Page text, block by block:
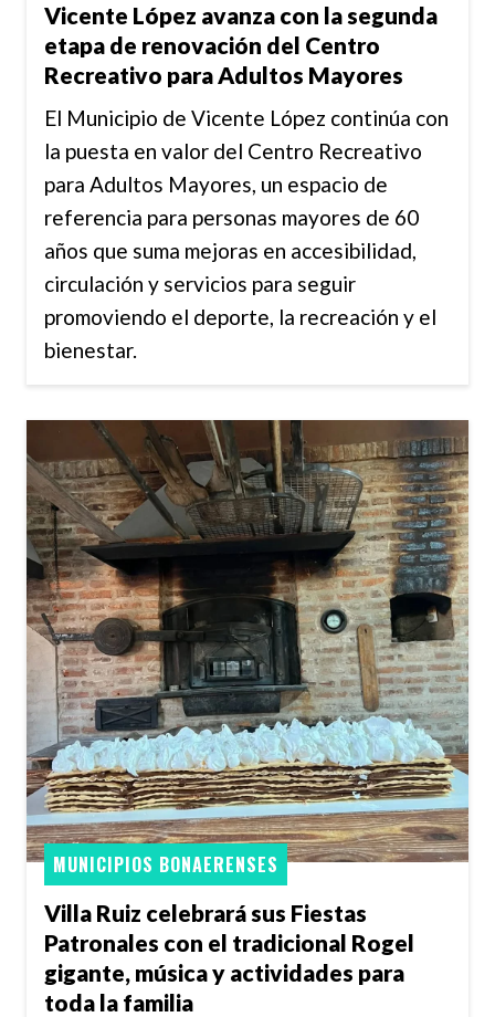
Vicente López avanza con la segunda
etapa de renovación del Centro
Recreativo para Adultos Mayores
El Municipio de Vicente López continúa con
la puesta en valor del Centro Recreativo
para Adultos Mayores, un espacio de
referencia para personas mayores de 60
años que suma mejoras en accesibilidad,
circulación y servicios para seguir
promoviendo el deporte, la recreación y el
bienestar.
Villa Ruiz celebrará sus Fiestas
Patronales con el tradicional Rogel
gigante, música y actividades para
toda la familia
MUNICIPIOS BONAERENSES